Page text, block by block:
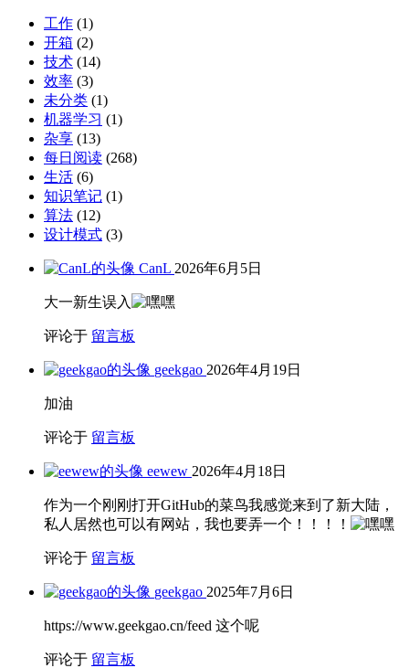
工作 (1)
开箱 (2)
技术 (14)
效率 (3)
未分类 (1)
机器学习 (1)
杂享 (13)
每日阅读 (268)
生活 (6)
知识笔记 (1)
算法 (12)
设计模式 (3)
CanL 2026年6月5日
大一新生误入
评论于 留言板
geekgao 2026年4月19日
加油
评论于 留言板
eewew 2026年4月18日
作为一个刚刚打开GitHub的菜鸟我感觉来到了新大陆，
私人居然也可以有网站，我也要弄一个！！！！
评论于 留言板
geekgao 2025年7月6日
https://www.geekgao.cn/feed 这个呢
评论于 留言板